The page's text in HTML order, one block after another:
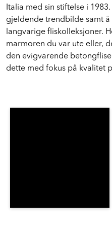
Italia med sin stiftelse i
gjeldende trendbilde samt
langvarige fliskolleksjoner.
marmoren du var ute eller,
den evigvarende
dette med fokus på kvalitet